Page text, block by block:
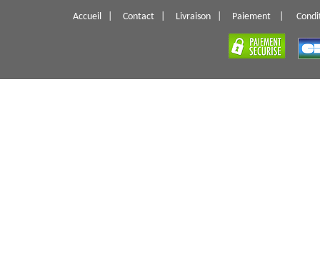
Accueil Contact Livraison Paiement